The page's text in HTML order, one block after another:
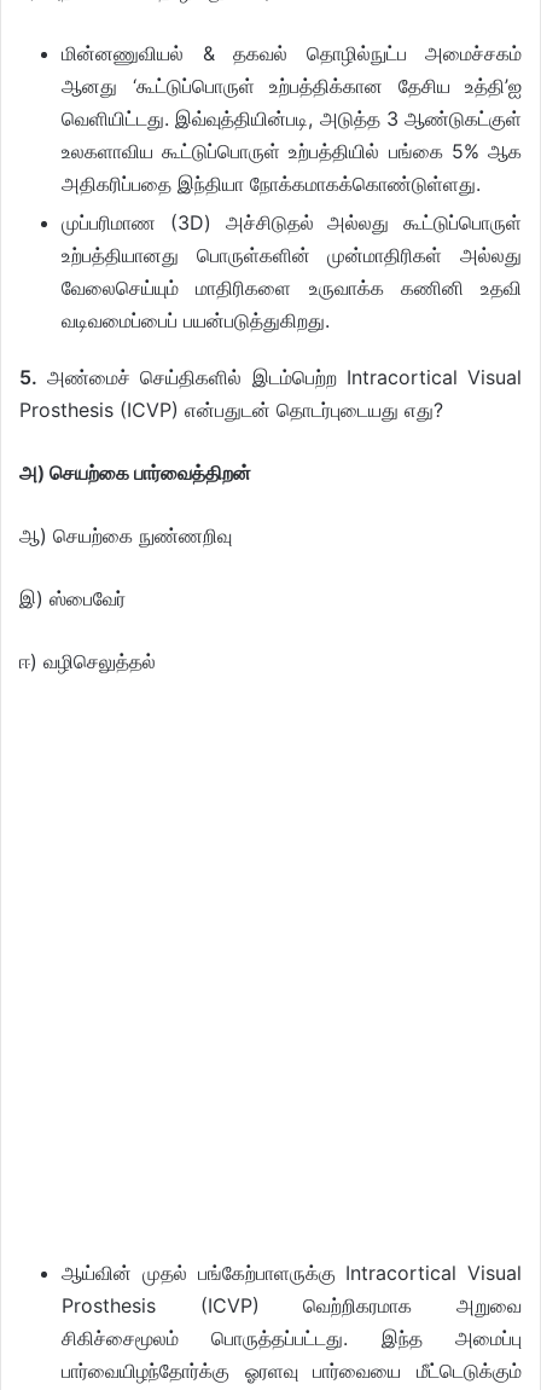
மின்னணுவியல் & தகவல் தொழில்நுட்ப அமைச்சகம்
ஆனது ‘கூட்டுப்பொருள் உற்பத்திக்கான தேசிய உத்தி’ஐ
வெளியிட்டது. இவ்வுத்தியின்படி, அடுத்த 3 ஆண்டுகட்குள்
உலகளாவிய கூட்டுப்பொருள் உற்பத்தியில் பங்கை 5% ஆக
அதிகரிப்பதை இந்தியா நோக்கமாகக்கொண்டுள்ளது.
முப்பரிமாண (3D) அச்சிடுதல் அல்லது கூட்டுப்பொருள்
உற்பத்தியானது பொருள்களின் முன்மாதிரிகள் அல்லது
வேலைசெய்யும் மாதிரிகளை உருவாக்க கணினி உதவி
வடிவமைப்பைப் பயன்படுத்துகிறது.
5. அண்மைச் செய்திகளில் இடம்பெற்ற Intracortical Visual
Prosthesis (ICVP) என்பதுடன் தொடர்புடையது எது?
அ) செயற்கை பார்வைத்திறன்
ஆ) செயற்கை நுண்ணறிவு
இ) ஸ்பைவேர்
ஈ) வழிசெலுத்தல்
ஆய்வின் முதல் பங்கேற்பாளருக்கு Intracortical Visual
Prosthesis (ICVP) வெற்றிகரமாக அறுவை
சிகிச்சைமூலம் பொருத்தப்பட்டது. இந்த அமைப்பு
பார்வையிழந்தோர்க்கு ஓரளவு பார்வையை மீட்டெடுக்கும்